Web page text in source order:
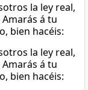
la ley real,
á tu
bien hacéis:
la ley real,
á tu
bien hacéis: